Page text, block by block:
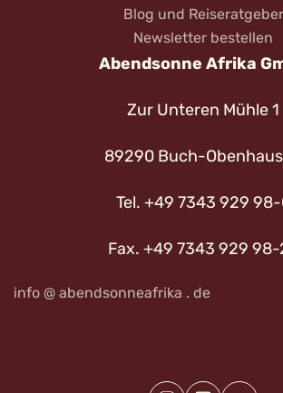
Blog und Reiseratgeber
Newsletter bestellen
Abendsonne Afrika
Zur Unteren Mühle 1
89290 Buch-
Tel. +49 7343 929
Fax. +49 7343 929
info @ abendsonneafrika . de